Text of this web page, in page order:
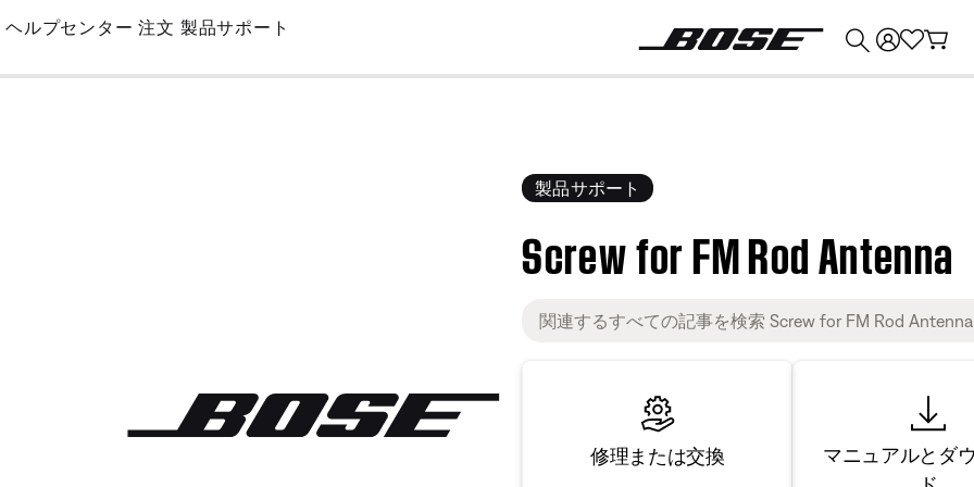
Skip
Main
ヘルプセンター 注文 製品サポート
製品サポート
Screw for FM Rod Antenna
修理または交換
マニュアルとダ